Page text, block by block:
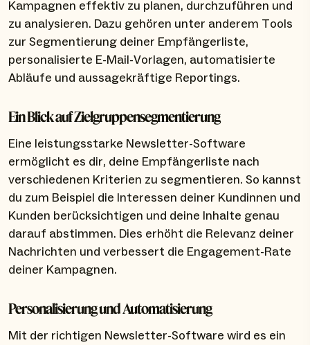
Kampagnen effektiv zu planen, durchzuführen und
zu analysieren. Dazu gehören unter anderem Tools
zur Segmentierung deiner Empfängerliste,
personalisierte E-Mail-Vorlagen, automatisierte
Abläufe und aussagekräftige Reportings.
Ein Blick auf Zielgruppensegmentierung
Eine leistungsstarke Newsletter-Software
ermöglicht es dir, deine Empfängerliste nach
verschiedenen Kriterien zu segmentieren. So kannst
du zum Beispiel die Interessen deiner Kundinnen und
Kunden berücksichtigen und deine Inhalte genau
darauf abstimmen. Dies erhöht die Relevanz deiner
Nachrichten und verbessert die Engagement-Rate
deiner Kampagnen.
Personalisierung und Automatisierung
Mit der richtigen Newsletter-Software wird es ein